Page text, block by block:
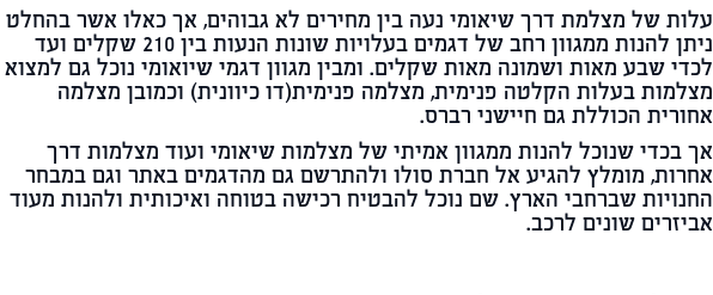
עלות של מצלמת דרך שיאומי נעה בין מחירים לא גבוהים, אך כאלו אשר בהחלט
ניתן להנות ממגוון רחב של דגמים בעלויות שונות הנעות בין 210 שקלים ועד
לכדי שבע מאות ושמונה מאות שקלים. ומבין מגוון דגמי שיואומי נוכל גם למצוא
מצלמות בעלות הקלטה פנימית, מצלמה פנימית(דו כיוונית) וכמובן מצלמה
אחורית הכוללת גם חיישני רברס.
אך בכדי שנוכל להנות ממגוון אמיתי של מצלמות שיאומי ועוד מצלמות דרך
אחרות, מומלץ להגיע אל חברת סולו ולהתרשם גם מהדגמים באתר וגם במבחר
החנויות שברחבי הארץ. שם נוכל להבטיח רכישה בטוחה ואיכותית ולהנות מעוד
אביזרים שונים לרכב.